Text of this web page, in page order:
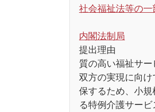
社会福祉法等の
内閣法制局
提出理由
質の高い福祉サ
双方の実現に向
保するため、小
る特例介護サー